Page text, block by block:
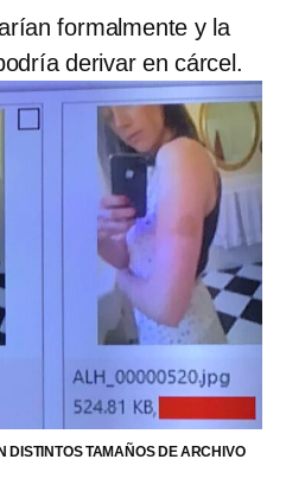
formalmente y la
derivar en cárcel.
DISTINTOS TAMAÑOS DE ARCHIVO